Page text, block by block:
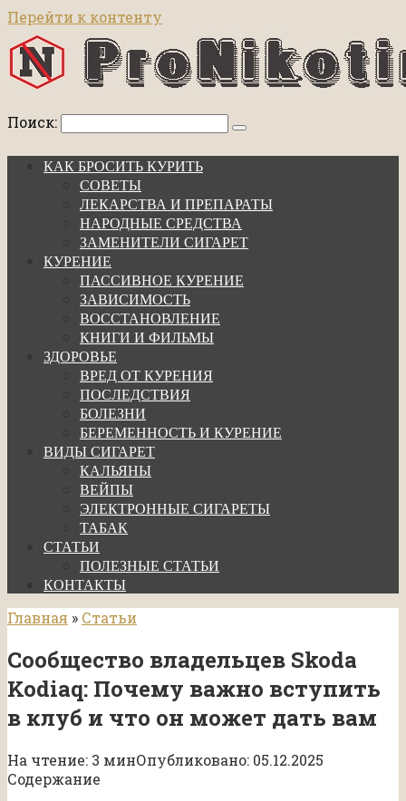
Перейти к контенту
Поиск:
КАК БРОСИТЬ КУРИТЬ
СОВЕТЫ
ЛЕКАРСТВА И ПРЕПАРАТЫ
НАРОДНЫЕ СРЕДСТВА
ЗАМЕНИТЕЛИ СИГАРЕТ
КУРЕНИЕ
ПАССИВНОЕ КУРЕНИЕ
ЗАВИСИМОСТЬ
ВОССТАНОВЛЕНИЕ
КНИГИ И ФИЛЬМЫ
ЗДОРОВЬЕ
ВРЕД ОТ КУРЕНИЯ
ПОСЛЕДСТВИЯ
БОЛЕЗНИ
БЕРЕМЕННОСТЬ И КУРЕНИЕ
ВИДЫ СИГАРЕТ
КАЛЬЯНЫ
ВЕЙПЫ
ЭЛЕКТРОННЫЕ СИГАРЕТЫ
ТАБАК
СТАТЬИ
ПОЛЕЗНЫЕ СТАТЬИ
КОНТАКТЫ
Главная » Статьи
Сообщество владельцев Skoda
Kodiaq: Почему важно вступить
в клуб и что он может дать вам
На чтение: 3 минОпубликовано: 05.12.2025
Содержание